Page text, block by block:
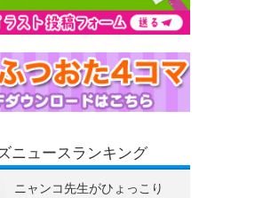
ニュースランキング
ニャンコ先生がひょっこり